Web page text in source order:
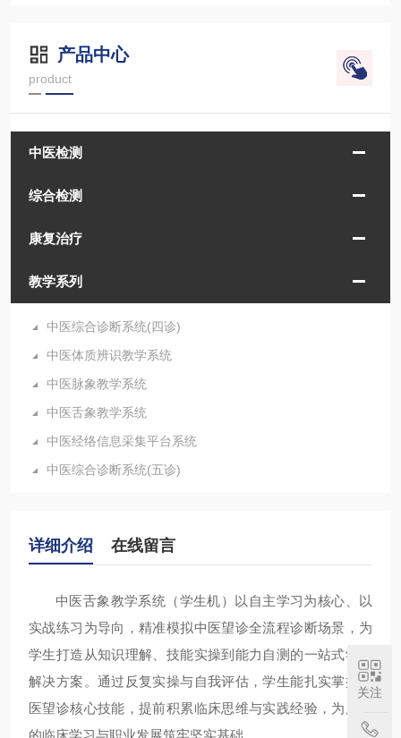
产品中心
product
中医检测
综合检测
康复治疗
教学系列
中医综合诊断系统(四诊)
中医体质辨识教学系统
中医脉象教学系统
中医舌象教学系统
中医经络信息采集平台系统
中医综合诊断系统(五诊)
详细介绍 在线留言
中医舌象教学系统（学生机）以自主学习为核心、以
实战练习为导向，精准模拟中医望诊全流程诊断场景，为
学生打造从知识理解、技能实操到能力自测的一站式学习
解决方案。通过反复实操与自我评估，学生能扎实掌握中
医望诊核心技能，提前积累临床思维与实践经验，为后续
的临床学习与职业发展筑牢坚实基础。
关注